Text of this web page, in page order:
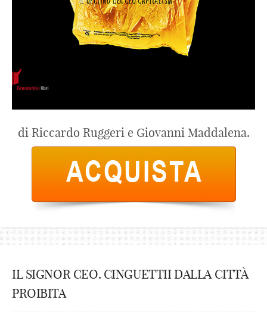
di Riccardo Ruggeri e Giovanni Maddalena.
IL SIGNOR CEO. CINGUETTII DALLA CITTÀ
PROIBITA